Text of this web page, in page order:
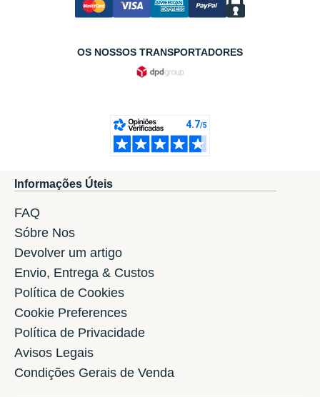
OS NOSSOS TRANSPORTADORES
Informações Úteis
FAQ
Sóbre Nos
Devolver um artigo
Envio, Entrega & Custos
Política de Cookies
Cookie Preferences
Política de Privacidade
Avisos Legais
Condições Gerais de Venda